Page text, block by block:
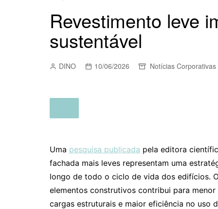
Revestimento leve
sustentável
DINO 10/06/2026 Notícias Corporativas
Uma pesquisa publicada pela editora
fachada mais leves representam uma
longo de todo o ciclo de vida dos edifícios.
elementos construtivos contribui para
cargas estruturais e maior eficiência no uso